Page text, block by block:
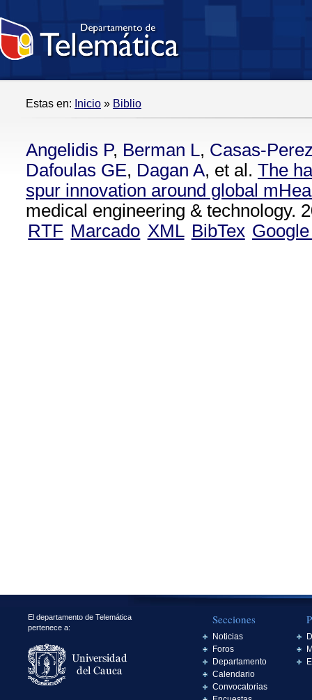
Estas en: Inicio » Biblio
Angelidis P, Berman L, Casas-
Dafoulas GE, Dagan A, et al. The
spur innovation around global
medical engineering & technology.
RTF Marcado XML BibTex
El departamento de Telemática
pertenece a:
Secciones
Noticias
Foros
Departamento
Calendario
Convocatorias